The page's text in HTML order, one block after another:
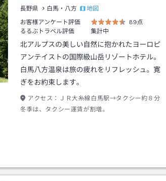
長野県 白馬・八方
地図
お客様アンケート評価
89点
るるぶトラベル評価
集計中
北アルプスの美しい自然に抱かれたヨーロピ
アンテイストの国際級山岳リゾートホテル。
白馬八方温泉は旅の疲れをリフレッシュ。寛
ぎをお約束します。
アクセス：
ＪＲ大糸線白馬駅→タクシー約８分
冬季は、タクシー運賃が割増。